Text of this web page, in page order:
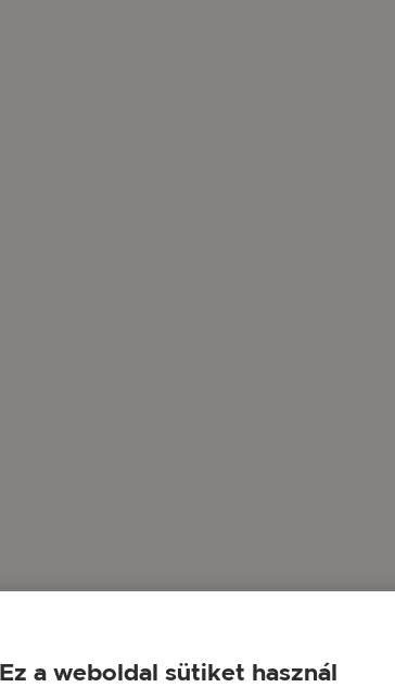
Ez a weboldal sütiket használ